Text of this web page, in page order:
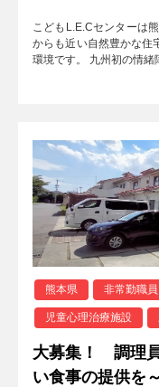
こどもL.E.Cセンターは
からも近い自然豊かな住
環境です。 九州初の情
熊本県 非常勤職員
児童心理治療施設
大募集！ 調理
い食事の提供を～